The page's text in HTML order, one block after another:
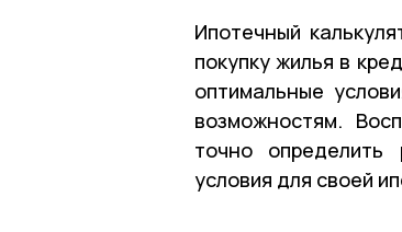
Ипотечный
покупку жилья в
оптимальные
возможностям.
точно
условия для своей